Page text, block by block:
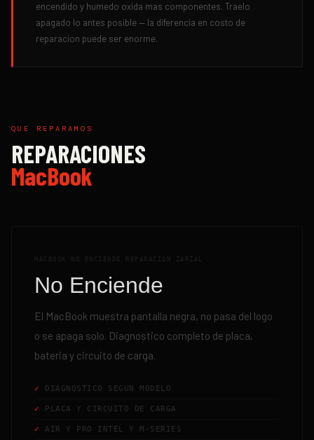
encendido y humedo oxida mas componentes. Traelo
apagado lo antes posible — la diferencia en costo de
reparacion puede ser enorme.
QUE REPARAMOS
REPARACIONES
MacBook
MACBOOK NO ENCIENDE REPARACION ZARZAL
No Enciende
El MacBook muestra pantalla negra, no pasa del logo
o se apaga solo. Diagnostico completo de placa,
bateria y circuito de carga.
DIAGNOSTICO SEGUN MODELO
PLACA Y CIRCUITO DE CARGA
AIR Y PRO INTEL Y M-SERIES